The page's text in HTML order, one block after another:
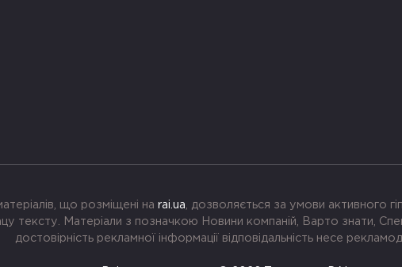
що розміщені на rai.ua , дозволяється за умови активного
тексту. Матеріали з позначкою Новини компаній, Варто знати,
достовірність рекламної інформації відповідальність несе